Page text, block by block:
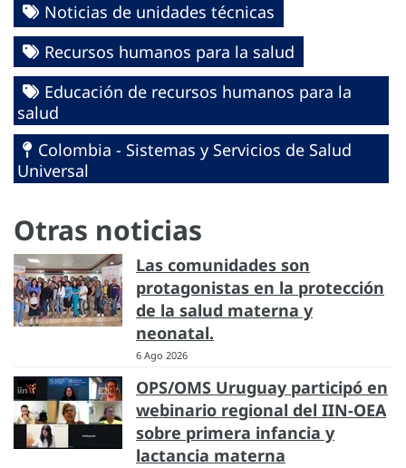
Noticias de unidades técnicas
Recursos humanos para la salud
Educación de recursos humanos para la
salud
Colombia - Sistemas y Servicios de Salud
Universal
Otras noticias
Las comunidades son
protagonistas en la protección
de la salud materna y
neonatal.
6 Ago 2026
OPS/OMS Uruguay participó en
webinario regional del IIN-OEA
sobre primera infancia y
lactancia materna